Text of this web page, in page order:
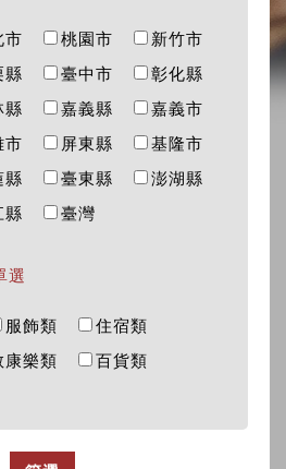
市 桃園市
新竹市
縣 臺中市
彰化縣
縣 嘉義縣
嘉義市
市 屏東縣
基隆市
縣 臺東縣
澎湖縣
縣 臺灣
選
服飾類
住宿類
康樂類
百貨類